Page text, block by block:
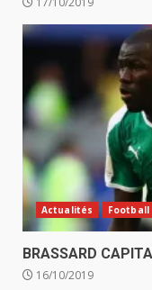
Actualités Football
BRASSARD
16/10/2019